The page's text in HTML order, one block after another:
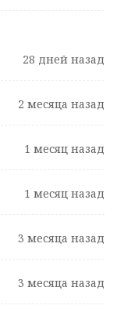
28 дней назад
2 месяца назад
1 месяц назад
1 месяц назад
3 месяца назад
3 месяца назад